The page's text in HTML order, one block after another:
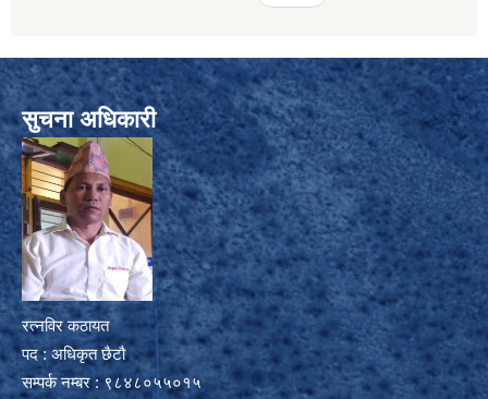
सुचना अधिकारी
रत्नविर कठायत
पद : अधिकृत छैटौ
सम्पर्क नम्बर : ९८४८०५५०१५